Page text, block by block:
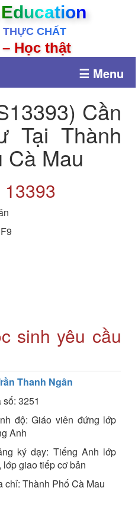
THỰC CHẤT
Học thật
☰ Menu
Cần
Tại Thành
Cà Mau
13393
sinh yêu cầu
Thanh Ngân
số: 3251
độ: Giáo viên đứng lớp
Anh
ký dạy: Tiếng Anh lớp
lớp giao tiếp cơ bản
chỉ: Thành Phố Cà Mau